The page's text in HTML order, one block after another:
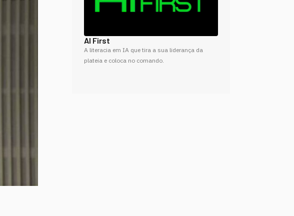
AI First
A literacia em IA que tira a sua liderança da
plateia e coloca no comando.